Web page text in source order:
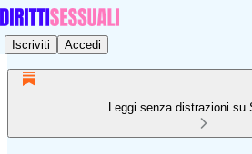
Iscriviti Accedi
Leggi senza distrazioni su